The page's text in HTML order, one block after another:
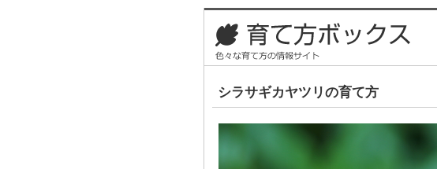
シラサギカヤツリの育て方